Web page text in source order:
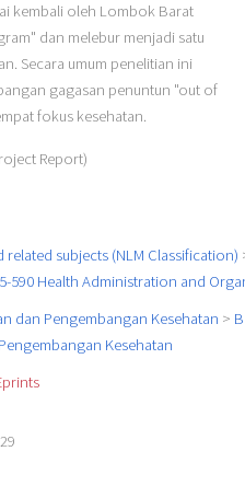
kembali oleh Lombok Barat
dan melebur menjadi satu
Secara umum penelitian ini
gagasan penuntun "out of
fokus kesehatan.
Report)
related subjects (NLM Classification)
590 Health Administration and
dan Pengembangan Kesehatan >
Kesehatan